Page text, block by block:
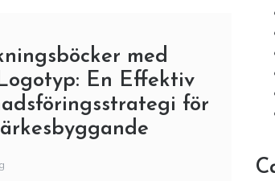
med
En Effektiv
för